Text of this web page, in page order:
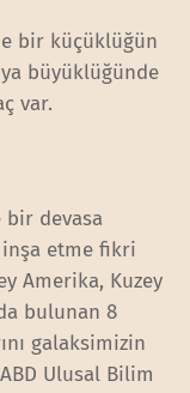
bir küçüklüğün
büyüklüğünde
var.
bir devasa
inşa etme fikri
Amerika, Kuzey
bulunan 8
galaksimizin
Ulusal Bilim